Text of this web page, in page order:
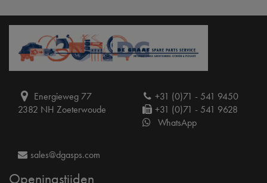
Energieweg 77
2382 NH Zoeterwoude
+31 (0)71 - 541 9450
+31 (0)71 - 541 9628
WhatsApp
sales@dgasps.com
Openingstijden